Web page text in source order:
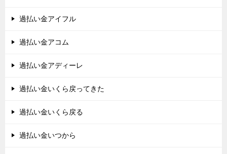
過払い金アイフル
過払い金アコム
過払い金アディーレ
過払い金いくら戻ってきた
過払い金いくら戻る
過払い金いつから